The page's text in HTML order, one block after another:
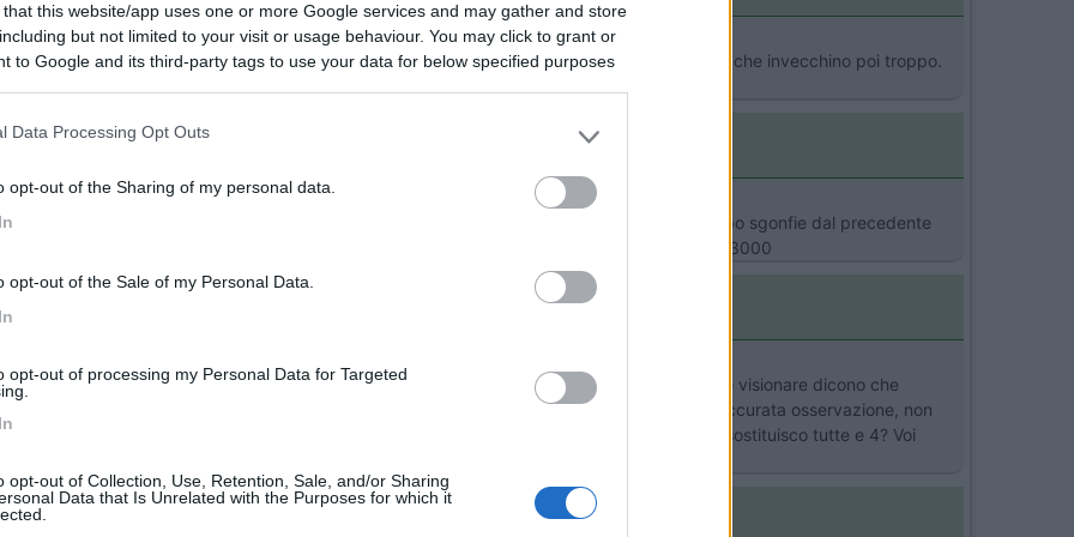
that this website/app uses one or more Google services and may gather and store
but not limited to your visit or usage behaviour. You may click to grant or
to Google and its third-party tags to use your data for below specified purposes
Data Processing Opt Outs
opt-out of the Sharing of my personal data.
opt-out of the Sale of my Personal Data.
opt-out of processing my Personal Data for Targeted
opt-out of Collection, Use, Retention, Sale, and/or Sharing
Data that Is Unrelated with the Purposes for which it
anche perchè quelle davanti si consumano di solito più in fretta e quindi le cambierai prima che invecchino poi troppo.
p'ò di fuga del posteriore, controllato le gomme e sono consumate "male" xchè uate troppo sgonfie dal precedente
33.000 km ... che faccio ? le cambio ? quali mi consigliate ? Ossa. Rexosline650-Alko-Fiat.3000
cioè ho le gomme dal 2003 tutte e 4 e a detta di alcuni gommisti, ai quali le ho fatte visionare dicono che
e qualche piccola screpolatura si sta a malapena vedendo adesso, ma solo dietro accurata osservazione, non
di cambiarle tutte e 4 o 2 e le metto sul posteriore e le posteriori le porto avanti, oppure le sostituisco tutte e 4? Voi
quindi stesso modello ma normale? Grazie